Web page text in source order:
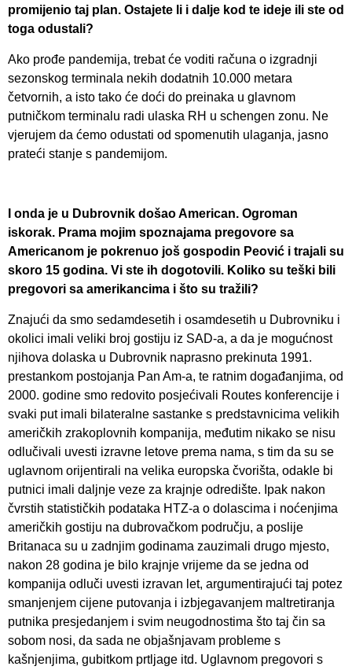
promijenio taj plan. Ostajete li i dalje kod te ideje ili ste od
toga odustali?
Ako prođe pandemija, trebat će voditi računa o izgradnji
sezonskog terminala nekih dodatnih 10.000 metara
četvornih, a isto tako će doći do preinaka u glavnom
putničkom terminalu radi ulaska RH u schengen zonu. Ne
vjerujem da ćemo odustati od spomenutih ulaganja, jasno
prateći stanje s pandemijom.
I onda je u Dubrovnik došao American. Ogroman
iskorak. Prama mojim spoznajama pregovore sa
Americanom je pokrenuo još gospodin Peović i trajali su
skoro 15 godina. Vi ste ih dogotovili. Koliko su teški bili
pregovori sa amerikancima i što su tražili?
Znajući da smo sedamdesetih i osamdesetih u Dubrovniku i
okolici imali veliki broj gostiju iz SAD-a, a da je mogućnost
njihova dolaska u Dubrovnik naprasno prekinuta 1991.
prestankom postojanja Pan Am-a, te ratnim događanjima, od
2000. godine smo redovito posjećivali Routes konferencije i
svaki put imali bilateralne sastanke s predstavnicima velikih
američkih zrakoplovnih kompanija, međutim nikako se nisu
odlučivali uvesti izravne letove prema nama, s tim da su se
uglavnom orijentirali na velika europska čvorišta, odakle bi
putnici imali daljnje veze za krajnje odredište. Ipak nakon
čvrstih statističkih podataka HTZ-a o dolascima i noćenjima
američkih gostiju na dubrovačkom području, a poslije
Britanaca su u zadnjim godinama zauzimali drugo mjesto,
nakon 28 godina je bilo krajnje vrijeme da se jedna od
kompanija odluči uvesti izravan let, argumentirajući taj potez
smanjenjem cijene putovanja i izbjegavanjem maltretiranja
putnika presjedanjem i svim neugodnostima što taj čin sa
sobom nosi, da sada ne objašnjavam probleme s
kašnjenjima, gubitkom prtljage itd. Uglavnom pregovori s